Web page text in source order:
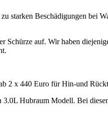
starken Beschädigungen bei
auf. Wir haben
2 x 440 Euro für Hin-und
Hubraum Modell. Bei